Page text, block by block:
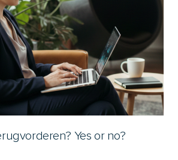
Yes or no?